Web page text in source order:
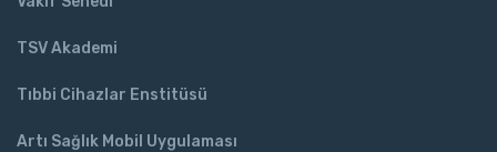
TSV Akademi
Tıbbi Cihazlar Enstitüsü
Artı Sağlık Mobil Uygulaması